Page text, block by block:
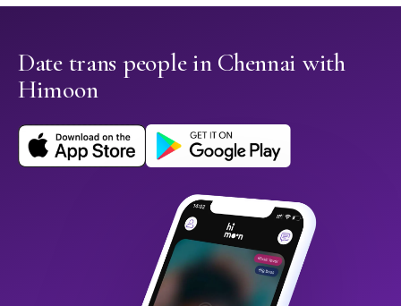
Date trans people in Chennai with
Himoon